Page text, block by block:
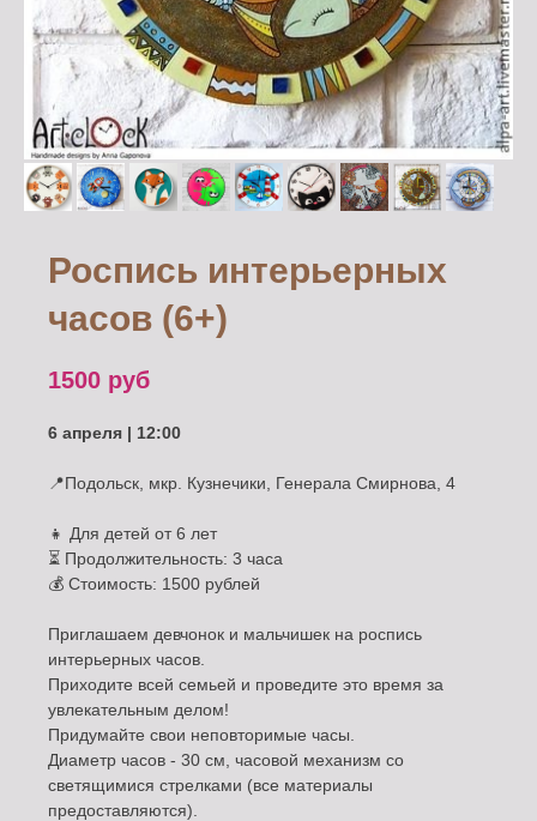
Роспись интерьерных
часов (6+)
1500 руб
6 апреля | 12:00
📍Подольск, мкр. Кузнечики, Генерала Смирнова, 4
👧 Для детей от 6 лет
⏳ Продолжительность: 3 часа
💰 Стоимость: 1500 рублей
Приглашаем девчонок и мальчишек на роспись
интерьерных часов.
Приходите всей семьей и проведите это время за
увлекательным делом!
Придумайте свои неповторимые часы.
Диаметр часов - 30 см, часовой механизм со
светящимися стрелками (все материалы
предоставляются).